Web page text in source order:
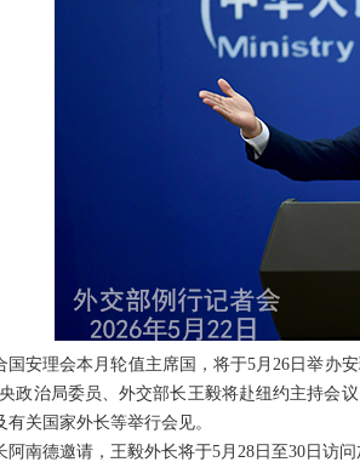
国安理会本月轮值主席国，将于5月26日举办
政治局委员、外交部长王毅将赴纽约主持会
有关国家外长等举行会见。
阿南德邀请，王毅外长将于5月28日至30日访